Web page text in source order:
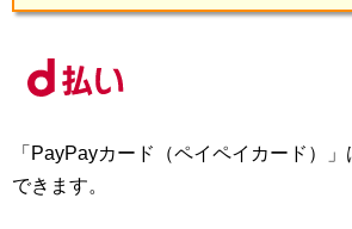
「PayPayカード（ペイペイカード）
できます。